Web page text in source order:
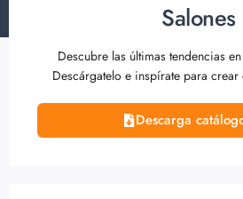
Salones
Descubre las últimas tendencias
Descárgatelo e inspírate para
Descarga